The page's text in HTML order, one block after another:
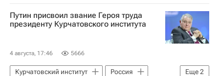
Здоровье - Общество
Россия
Сергей Бойцов
Общество
Путин присвоил звание Героя труда
президенту Курчатовского института
4 августа, 17:46 5666
Еще2
Курчатовский институт
Россия